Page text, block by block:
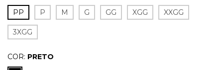
PP
P M G GG XGG XXGG
3XGG
COR: PRETO